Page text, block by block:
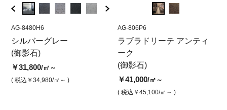
AG-8480H6
シルバーグレー
(御影石)
￥31,800/㎡～
( 税込￥34,980/㎡～ )
AG-8480H6
シルバーグレー 水磨き 60
0x600
￥31,800/㎡
( 税込￥34,980/㎡ )
AG-806P6
ラブラドリーテアンティー
ク ファーストチョイス 本
磨き
￥41,000/㎡
AG-806P6
ラブラドリーテ アンティ
ーク
(御影石)
￥41,000/㎡～
( 税込￥45,100/㎡～ )